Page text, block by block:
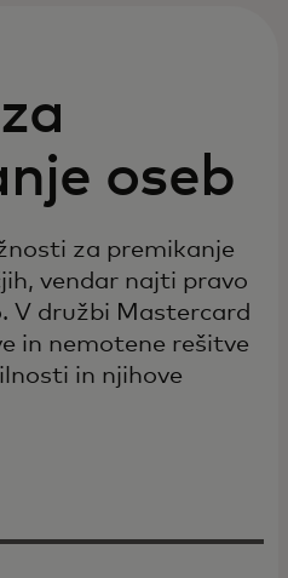
oseb
za premikanje
vendar najti pravo
V družbi Mastercard
in nemotene rešitve
in njihove